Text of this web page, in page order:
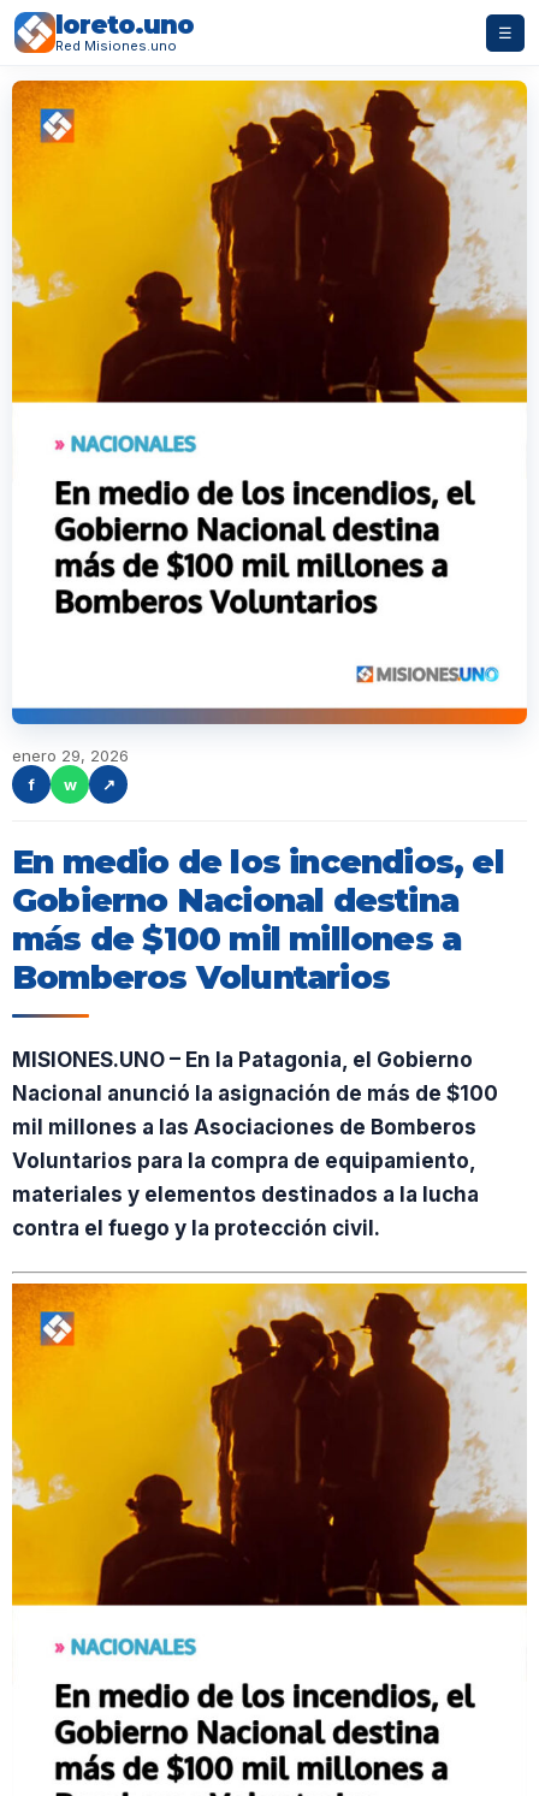
loreto.uno
Red Misiones.uno
☰
enero 29, 2026
f
w ↗
En medio de los incendios, el
Gobierno Nacional destina
más de $100 mil millones a
Bomberos Voluntarios
MISIONES.UNO – En la Patagonia, el Gobierno
Nacional anunció la asignación de más de $100
mil millones a las Asociaciones de Bomberos
Voluntarios para la compra de equipamiento,
materiales y elementos destinados a la lucha
contra el fuego y la protección civil.